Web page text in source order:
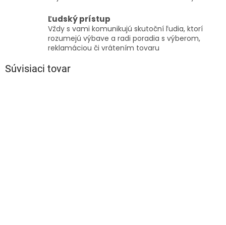
Ľudský prístup
Vždy s vami komunikujú skutoční ľudia, ktorí
rozumejú výbave a radi poradia s výberom,
reklamáciou či vrátením tovaru
Súvisiaci tovar